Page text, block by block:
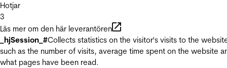
Hotjar
3
Läs mer om den här leverantören
_hjSession_#Collects statistics on the visitor's visits to the
such as the number of visits, average time spent on the website
what pages have been read.